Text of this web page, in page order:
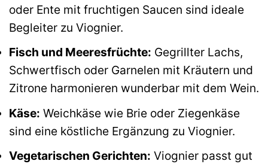
oder Ente mit fruchtigen Saucen sind ideale
Begleiter zu Viognier.
Fisch und Meeresfrüchte: Gegrillter Lachs,
Schwertfisch oder Garnelen mit Kräutern und
Zitrone harmonieren wunderbar mit dem Wein.
Käse: Weichkäse wie Brie oder Ziegenkäse
sind eine köstliche Ergänzung zu Viognier.
Vegetarischen Gerichten: Viognier passt gut